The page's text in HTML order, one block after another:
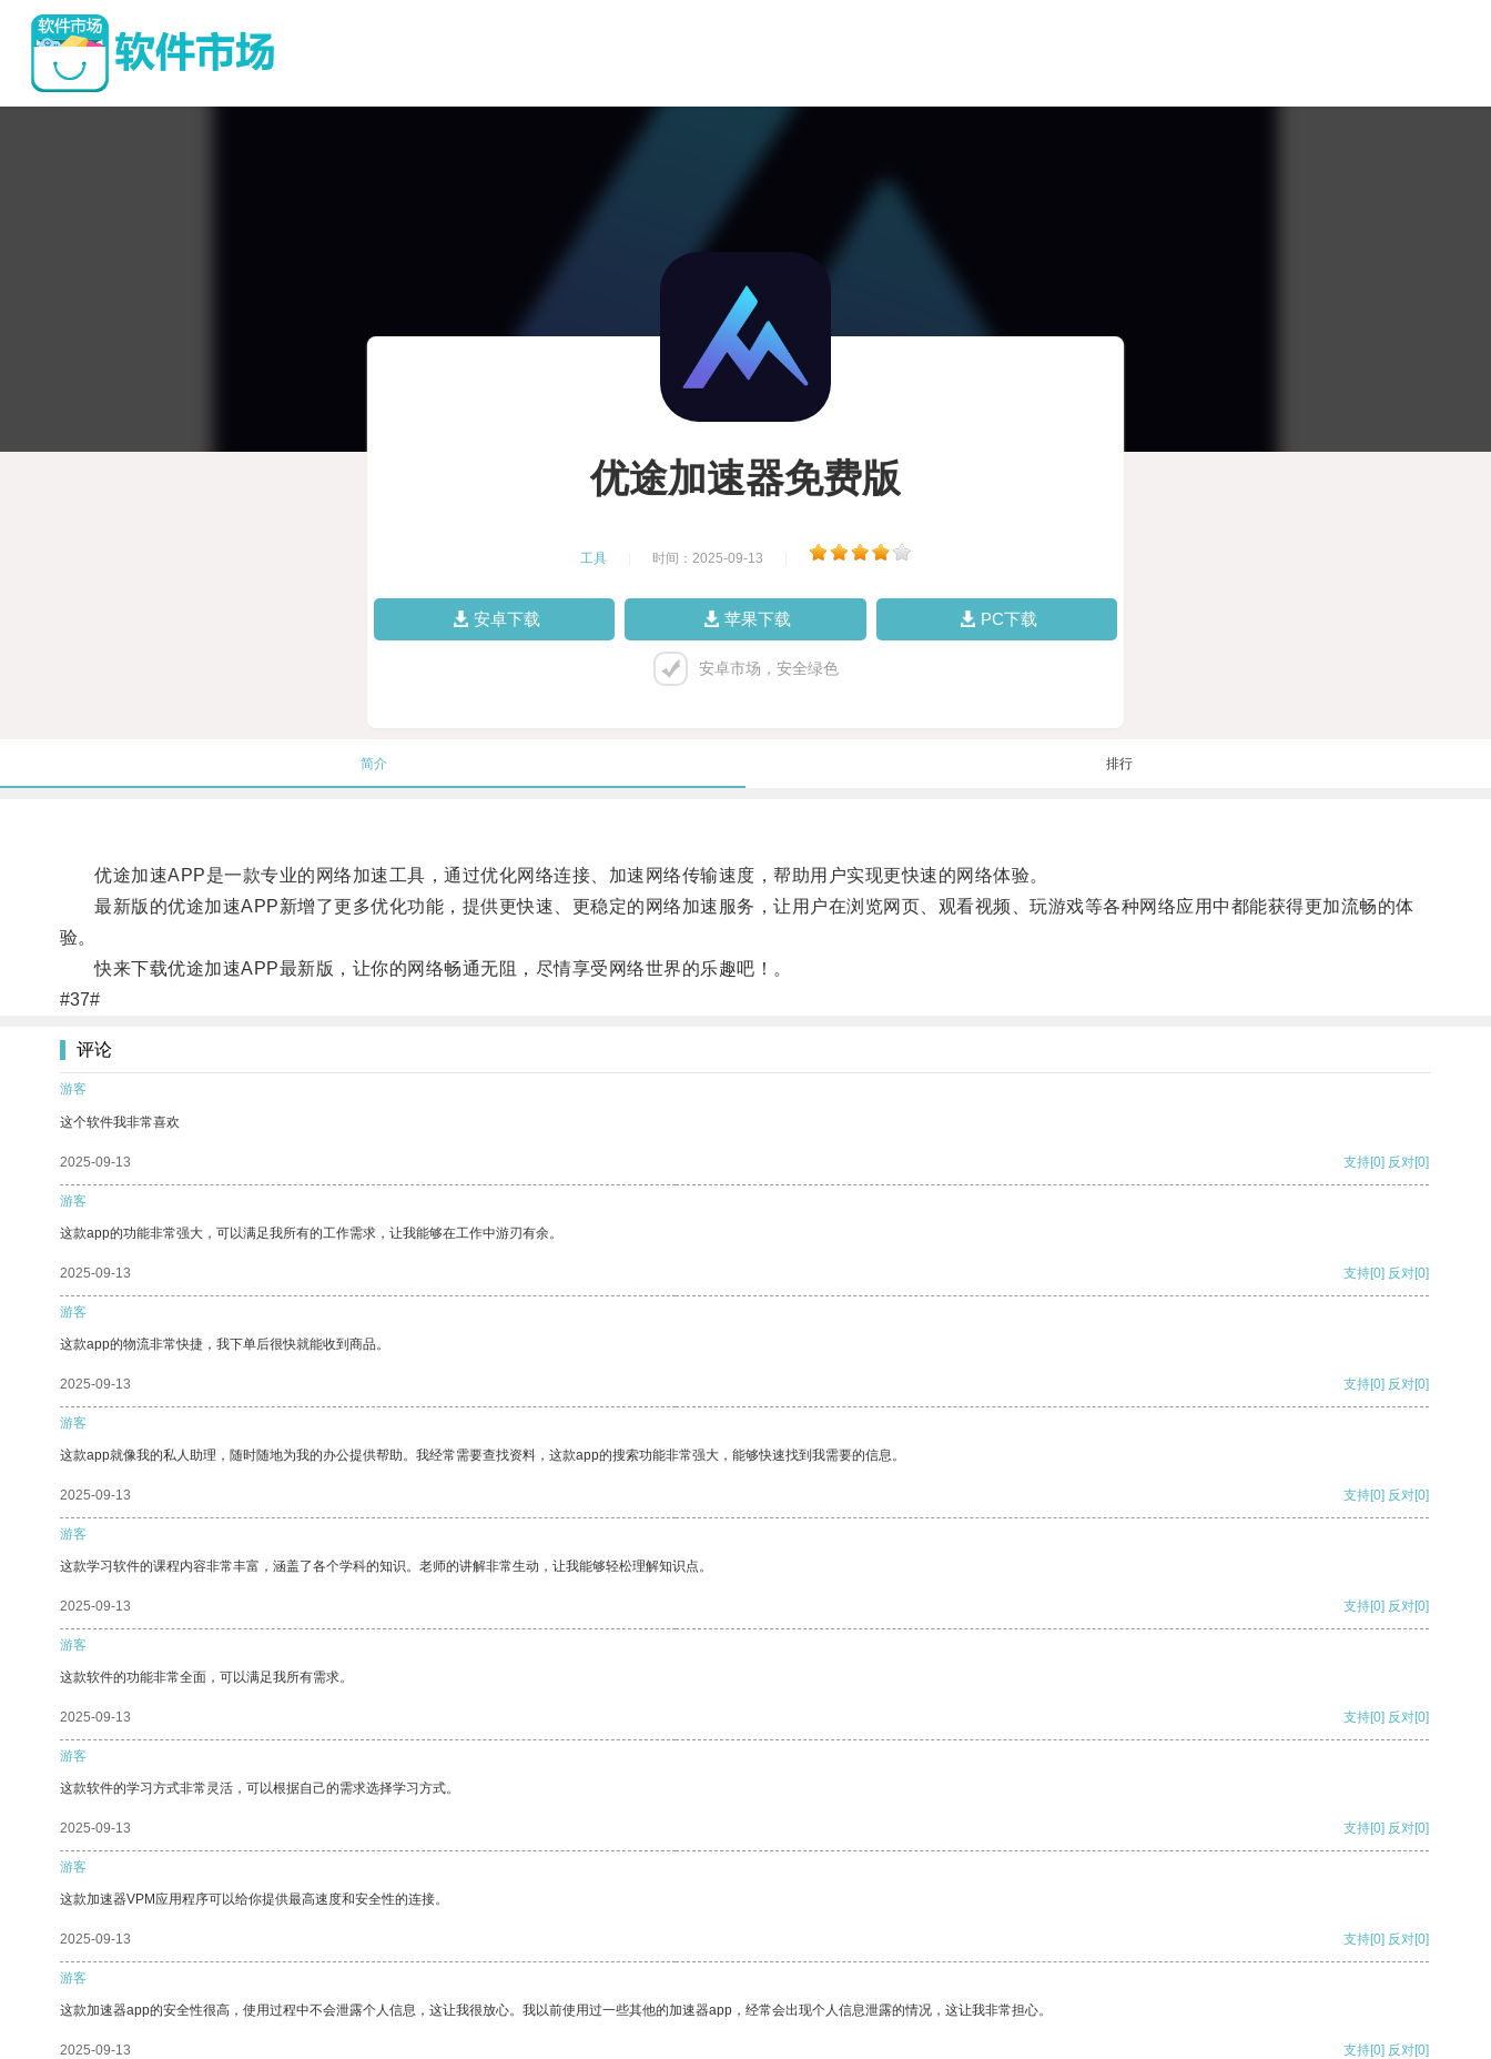
优途加速器免费版
工具 时间：2025-09-13
安卓下载 苹果下载 PC下载
安卓市场，安全绿色
简介 排行
优途加速APP是一款专业的网络加速工具，通过优化网络连接、加速网络传输速度，帮助用户实现更快速的网络体验。
最新版的优途加速APP新增了更多优化功能，提供更快速、更稳定的网络加速服务，让用户在浏览网页、观看视频、玩游戏等各种网络应用中都能获得更加流畅的体
验。
快来下载优途加速APP最新版，让你的网络畅通无阻，尽情享受网络世界的乐趣吧！。
#37#
评论
游客
这个软件我非常喜欢
2025-09-13 支持[0] 反对[0]
游客
这款app的功能非常强大，可以满足我所有的工作需求，让我能够在工作中游刃有余。
2025-09-13 支持[0] 反对[0]
游客
这款app的物流非常快捷，我下单后很快就能收到商品。
2025-09-13 支持[0] 反对[0]
游客
这款app就像我的私人助理，随时随地为我的办公提供帮助。我经常需要查找资料，这款app的搜索功能非常强大，能够快速找到我需要的信息。
2025-09-13 支持[0] 反对[0]
游客
这款学习软件的课程内容非常丰富，涵盖了各个学科的知识。老师的讲解非常生动，让我能够轻松理解知识点。
2025-09-13 支持[0] 反对[0]
游客
这款软件的功能非常全面，可以满足我所有需求。
2025-09-13 支持[0] 反对[0]
游客
这款软件的学习方式非常灵活，可以根据自己的需求选择学习方式。
2025-09-13 支持[0] 反对[0]
游客
这款加速器VPM应用程序可以给你提供最高速度和安全性的连接。
2025-09-13 支持[0] 反对[0]
游客
这款加速器app的安全性很高，使用过程中不会泄露个人信息，这让我很放心。我以前使用过一些其他的加速器app，经常会出现个人信息泄露的情况，这让我非常担心。
2025-09-13 支持[0] 反对[0]